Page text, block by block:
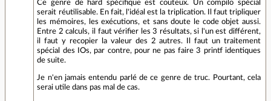
Ce genre de hard spécifique est couteux. Un compilo spécial
serait réutilisable. En fait, l'idéal est la triplication. Il faut tripliquer
les mémoires, les exécutions, et sans doute le code objet aussi.
Entre 2 calculs, il faut vérifier les 3 résultats, si l'un est différent,
il faut y recopier la valeur des 2 autres. Il faut un traitement
spécial des IOs, par contre, pour ne pas faire 3 printf identiques
de suite.
Je n'en jamais entendu parlé de ce genre de truc. Pourtant, cela
serai utile dans pas mal de cas.